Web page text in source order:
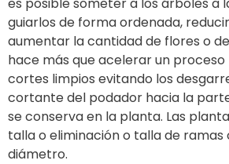
guiarlos de forma ordenada,
aumentar la cantidad de flores o
hace más que acelerar un proceso
cortes limpios evitando los
cortante del podador hacia la
se conserva en la planta. Las
talla o eliminación o talla de ramas
diámetro.